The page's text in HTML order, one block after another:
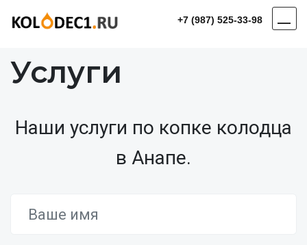
+7 (987) 525-33-98
Услуги
Наши услуги по копке колодца
в Анапе.